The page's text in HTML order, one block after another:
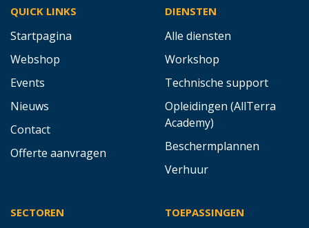
QUICK LINKS
Startpagina
Webshop
Events
Nieuws
Contact
Offerte aanvragen
DIENSTEN
Alle diensten
Workshop
Technische support
Opleidingen (AllTerra
Academy)
Beschermplannen
Verhuur
SECTOREN TOEPASSINGEN